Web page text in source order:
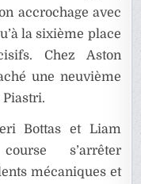
accrochage avec
la sixième place
Chez Aston
une neuvième
Bottas et Liam
s’arrêter
mécaniques et